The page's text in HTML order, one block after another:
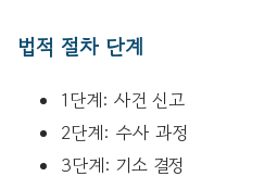
법적 절차 단계
1단계: 사건 신고
2단계: 수사 과정
3단계: 기소 결정